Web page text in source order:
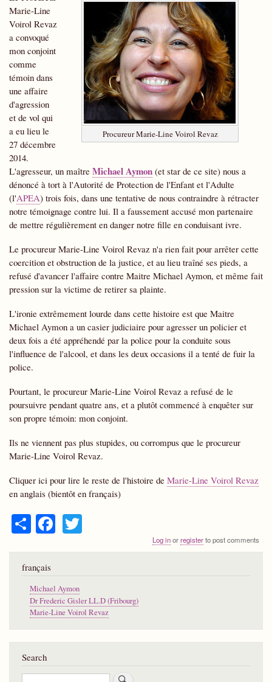
Procureur Marie-Line Voirol Revaz
Marie-Line
Voirol Revaz
a convoqué
mon conjoint
comme
témoin dans
une affaire
d'agression
et de vol qui
a eu lieu le
27 décembre
2014.
L'agresseur, un maître Michael Aymon (et star de ce site) nous a
dénoncé à tort à l'Autorité de Protection de l'Enfant et l'Adulte
(l'APEA) trois fois, dans une tentative de nous contraindre à rétracter
notre témoignage contre lui. Il a faussement accusé mon partenaire
de mettre régulièrement en danger notre fille en conduisant ivre.
Le procureur Marie-Line Voirol Revaz n'a rien fait pour arrêter cette
coercition et obstruction de la justice, et au lieu traîné ses pieds, a
refusé d'avancer l'affaire contre Maitre Michael Aymon, et même fait
pression sur la victime de retirer sa plainte.
L'ironie extrêmement lourde dans cette histoire est que Maitre
Michael Aymon a un casier judiciaire pour agresser un policier et
deux fois a été appréhendé par la police pour la conduite sous
l'influence de l'alcool, et dans les deux occasions il a tenté de fuir la
police.
Pourtant, le procureur Marie-Line Voirol Revaz a refusé de le
poursuivre pendant quatre ans, et a plutôt commencé à enquêter sur
son propre témoin: mon conjoint.
Ils ne viennent pas plus stupides, ou corrompus que le procureur
Marie-Line Voirol Revaz.
Cliquer ici pour lire le reste de l'histoire de Marie-Line Voirol Revaz
en anglais (bientôt en français)
S
ha
re
Fa
ce
bo
ok
tte
Log inorregisterto post comments
français
Michael Aymon
Dr Frederic Gisler LL.D (Fribourg)
Marie-Line Voirol Revaz
Search
Search